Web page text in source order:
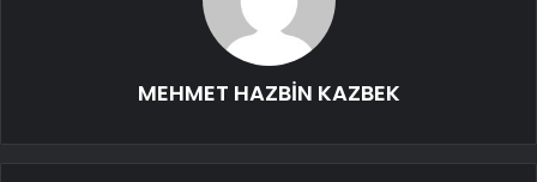
MEHMET HAZBİN KAZBEK